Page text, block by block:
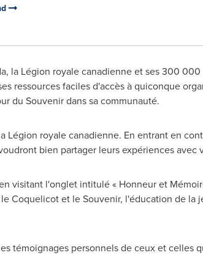
la Légion royale canadienne et ses 300
ressources faciles d'accès à quiconque
du Souvenir dans sa communauté.
Légion royale canadienne. En entrant en
bien partager leurs expériences avec
visitant l'onglet intitulé « Honneur et
Coquelicot et le Souvenir, l'éducation de la
témoignages personnels de ceux et celles